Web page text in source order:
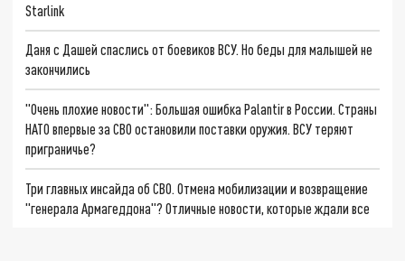
Starlink
Даня с Дашей спаслись от боевиков ВСУ. Но беды для малышей не
закончились
"Очень плохие новости": Большая ошибка Palantir в России. Страны
НАТО впервые за СВО остановили поставки оружия. ВСУ теряют
приграничье?
Три главных инсайда об СВО. Отмена мобилизации и возвращение
"генерала Армагеддона"? Отличные новости, которые ждали все